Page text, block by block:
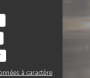
à caractère